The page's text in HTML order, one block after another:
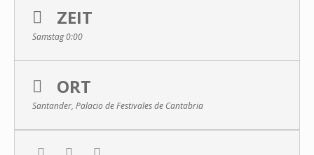
ZEIT
Samstag 0:00
ORT
Santander, Palacio de Festivales de Cantabria